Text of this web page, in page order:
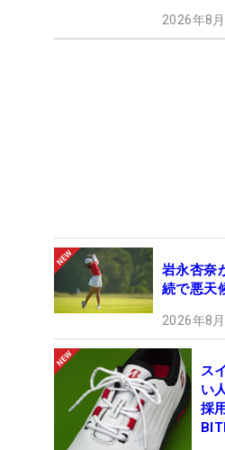
2026年8
岩永杏奈
続で悪天
2026年8
ス
い
採